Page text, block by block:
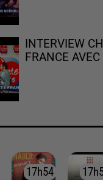
INTERVIEW
FRANCE
17h54
17h54